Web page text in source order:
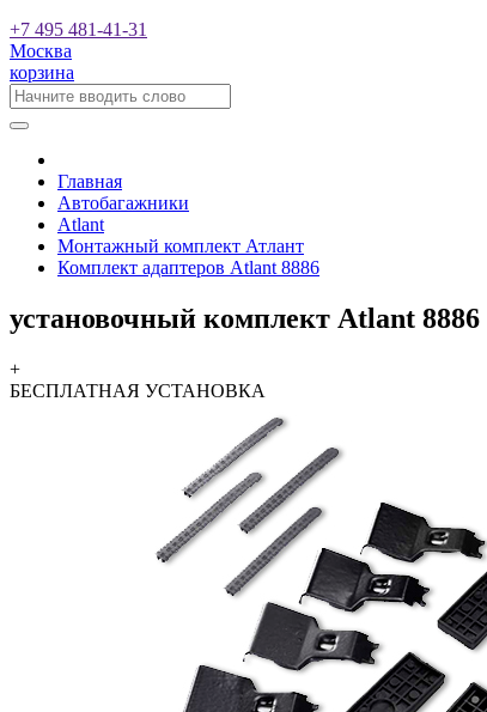
+7 495 481-41-31
Москва
корзина
Главная
Автобагажники
Atlant
Монтажный комплект Атлант
Комплект адаптеров Atlant 8886
установочный комплект Atlant 8886
+
БЕСПЛАТНАЯ УСТАНОВКА